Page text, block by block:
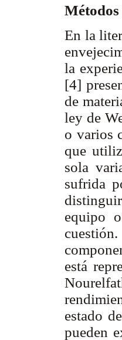
Métodos
En la
la
[4]
de
ley de
o varios
que
sola
sufrida
equipo
está
estado
pueden